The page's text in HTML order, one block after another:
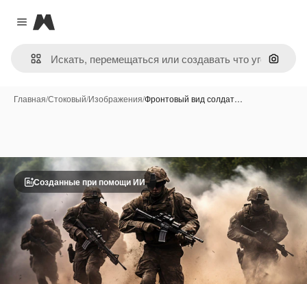
Close menu
Magnific
Поиск
Главная/Стоковый/Изображения/Фронтовый вид солдат…
Созданные при помощи ИИ